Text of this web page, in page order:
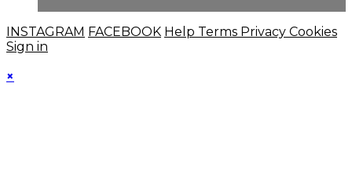
INSTAGRAM FACEBOOK Help Terms Privacy Cookies
Sign in
×